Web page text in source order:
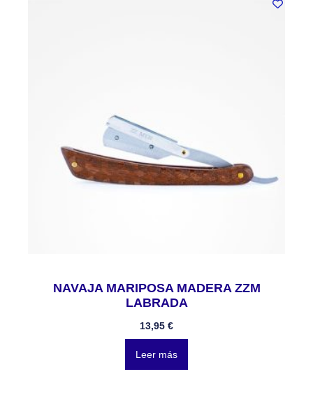
NAVAJA MARIPOSA MADERA ZZM
LABRADA
13,95 €
Leer más